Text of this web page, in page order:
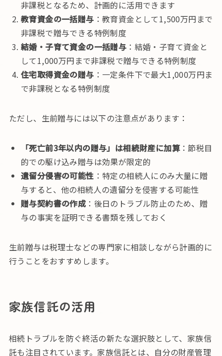
非課税となるため、計画的に活用できます
教育資金の一括贈与 ：教育資金として1,500万円まで
非課税で贈与できる特例制度
結婚・子育て資金の一括贈与 ：結婚・子育て資金と
して1,000万円まで非課税で贈与できる特例制度
住宅取得資金の贈与 ：一定条件下で最大1,000万円ま
で非課税となる特例制度
ただし、生前贈与には以下の注意点があります：
「死亡前3年以内の贈与」は相続財産に加算：節税目
的での駆け込み贈与は効果が限定的
遺留分侵害の可能性 ：特定の相続人にのみ大量に贈
与すると、他の相続人の遺留分を侵害する可能性
贈与契約書の作成：後日のトラブル防止のため、贈
与の事実を証明できる書類を残しておく
生前贈与は税理士などの専門家に相談しながら計画的に
行うことをおすすめします。
家族信託の活用
相続トラブルを防ぐ終活の新たな選択肢として、家族信
託も注目されています。家族信託とは、自分の財産管理